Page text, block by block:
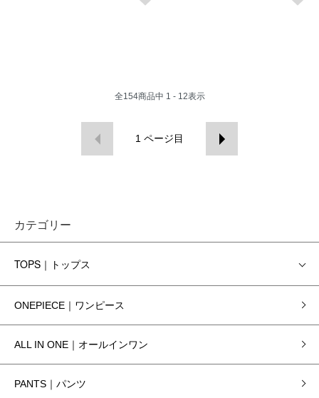
全154商品中 1 - 12表示
1 ページ目
カテゴリー
TOPS｜トップス
ONEPIECE｜ワンピース
ALL IN ONE｜オールインワン
PANTS｜パンツ